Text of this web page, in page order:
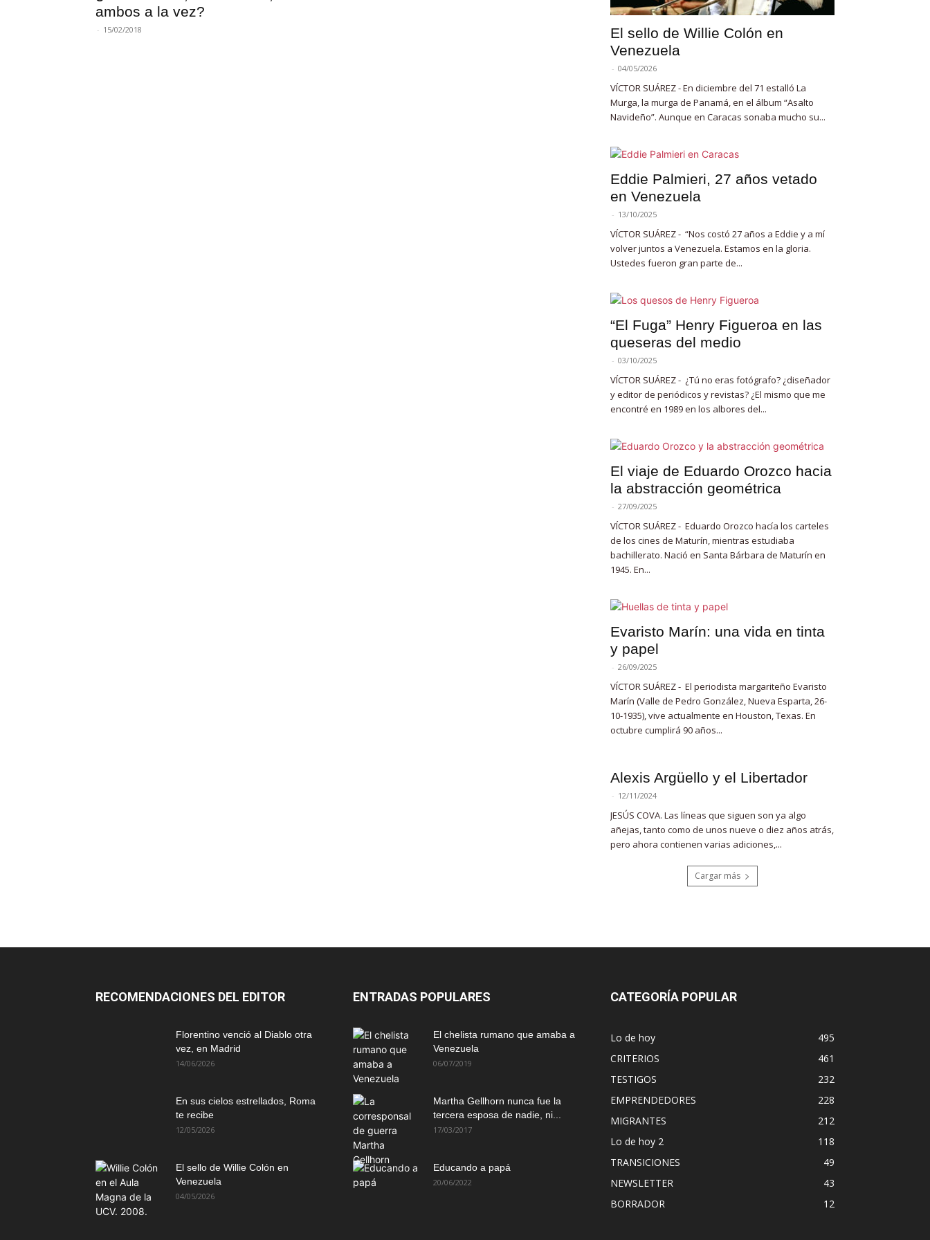
ambos a la vez?
- 15/02/2018
El sello de Willie Colón en
Venezuela
- 04/05/2026
VÍCTOR SUÁREZ - En diciembre del 71 estalló La
Murga, la murga de Panamá, en el álbum “Asalto
Navideño”. Aunque en Caracas sonaba mucho su...
Eddie Palmieri, 27 años vetado
en Venezuela
- 13/10/2025
VÍCTOR SUÁREZ - “Nos costó 27 años a Eddie y a mí
volver juntos a Venezuela. Estamos en la gloria.
Ustedes fueron gran parte de...
“El Fuga” Henry Figueroa en las
queseras del medio
- 03/10/2025
VÍCTOR SUÁREZ - ¿Tú no eras fotógrafo? ¿diseñador
y editor de periódicos y revistas? ¿El mismo que me
encontré en 1989 en los albores del...
El viaje de Eduardo Orozco hacia
la abstracción geométrica
- 27/09/2025
VÍCTOR SUÁREZ - Eduardo Orozco hacía los carteles
de los cines de Maturín, mientras estudiaba
bachillerato. Nació en Santa Bárbara de Maturín en
1945. En...
Evaristo Marín: una vida en tinta
y papel
- 26/09/2025
VÍCTOR SUÁREZ - El periodista margariteño Evaristo
Marín (Valle de Pedro González, Nueva Esparta, 26-
10-1935), vive actualmente en Houston, Texas. En
octubre cumplirá 90 años...
Alexis Argüello y el Libertador
- 12/11/2024
JESÚS COVA. Las líneas que siguen son ya algo
añejas, tanto como de unos nueve o diez años atrás,
pero ahora contienen varias adiciones,...
Cargar más
RECOMENDACIONES DEL EDITOR
Florentino venció al Diablo otra
vez, en Madrid
14/06/2026
En sus cielos estrellados, Roma
te recibe
12/05/2026
El sello de Willie Colón en
Venezuela
04/05/2026
ENTRADAS POPULARES
El chelista rumano que amaba a
Venezuela
06/07/2019
Martha Gellhorn nunca fue la
tercera esposa de nadie, ni...
17/03/2017
Educando a papá
20/06/2022
CATEGORÍA POPULAR
Lo de hoy
495
CRITERIOS
461
TESTIGOS
232
EMPRENDEDORES
228
MIGRANTES
212
Lo de hoy 2
118
TRANSICIONES
49
NEWSLETTER
43
BORRADOR
12